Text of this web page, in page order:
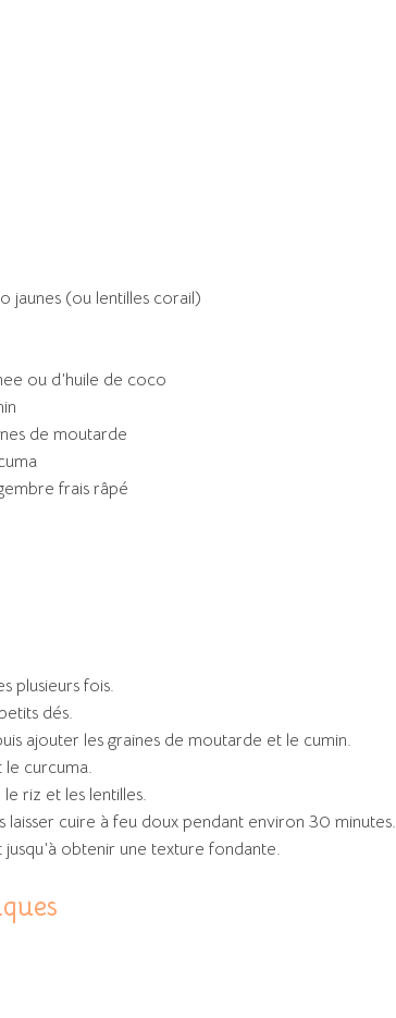
jaunes (ou lentilles corail)
ou d’huile de coco
de moutarde
frais râpé
plusieurs fois.
dés.
ajouter les graines de moutarde et le cumin.
curcuma.
riz et les lentilles.
laisser cuire à feu doux pendant environ 30 minutes.
obtenir une texture fondante.